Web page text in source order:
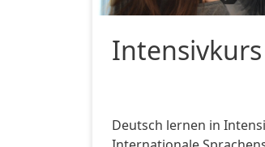
Intensivkurs
Deutsch lernen in